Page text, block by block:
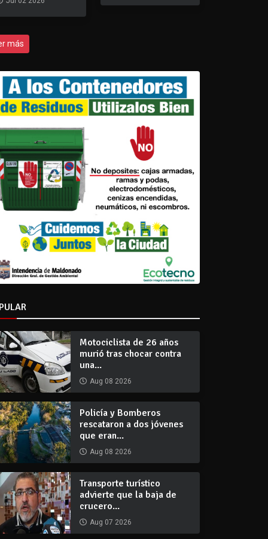
más
Motociclista de 26 años
murió tras chocar contra
una...
Aug 08 2026
Policía y Bomberos
rescataron a dos jóvenes
que eran...
Aug 08 2026
Transporte turístico
advierte que la baja de
crucero...
Aug 07 2026